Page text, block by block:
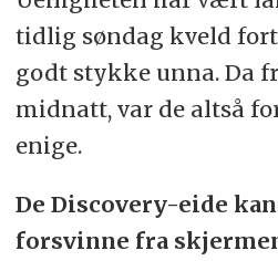
tidlig søndag kveld
godt stykke unna. Da
midnatt, var de altså
enige.
De Discovery-eide
forsvinne fra